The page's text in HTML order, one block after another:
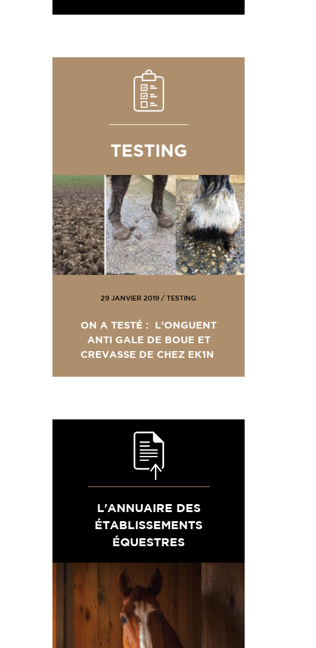
TESTING
29 JANVIER 2019 / TESTING
ON A TESTÉ : L’ONGUENT
ANTI GALE DE BOUE ET
CREVASSE DE CHEZ EK1N
L'ANNUAIRE DES
ÉTABLISSEMENTS
ÉQUESTRES